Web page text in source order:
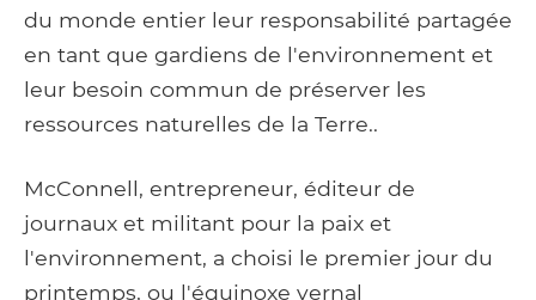
du monde entier leur responsabilité partagée
en tant que gardiens de l'environnement et
leur besoin commun de préserver les
ressources naturelles de la Terre..
McConnell, entrepreneur, éditeur de
journaux et militant pour la paix et
l'environnement, a choisi le premier jour du
printemps, ou l'équinoxe vernal